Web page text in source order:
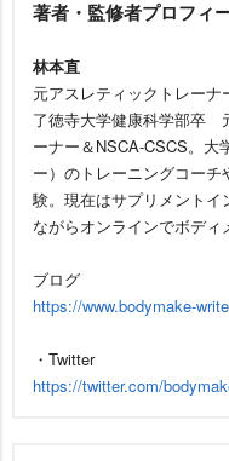
著者・監修者プロフィ
林本直
元アスレティックトレー
了徳寺大学健康科学部卒
ーナー＆NSCA-CSCS。大
ー）のトレーニングコー
験。現在はサプリメントイ
ながらオンラインでボディ
ブログ
https://www.bodymake-
・Twitter
https://twitter.com/